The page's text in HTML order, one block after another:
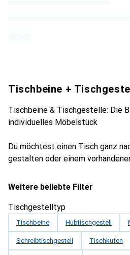
Tischbeine +
Tischbeine & Tischgestelle: Die
individuelles Möbelstück
Du möchtest einen Tisch ganz
gestalten oder einem
Weitere beliebte Filter
Tischgestelltyp
Tischbeine Hubtischgestell
Schreibtischgestell Tischkufen